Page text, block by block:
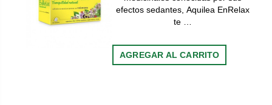
efectos sedantes, Aquilea EnRelax
te …
AGREGAR AL CARRITO